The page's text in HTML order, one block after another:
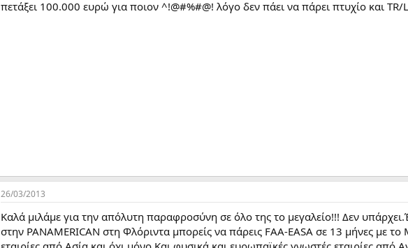
πετάξει 100.000 ευρώ για ποιον ^!@#%#@! λόγο δεν πάει να πάρει πτυχίο και
26/03/2013
Kαλά μιλάμε για την απόλυτη παραφροσύνη σε όλο της το μεγαλείο!!! Δεν
στην PANAMERICAN στη Φλόριντα μπορείς να πάρεις FAA-EASA σε 13 μήνες με